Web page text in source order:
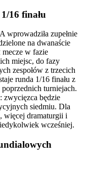
16 finału
wprowadziła zupełnie
na dwanaście
mecze w fazie
miejsc, do fazy
zespołów z trzecich
runda 1/16 finału z
turniejach.
zwycięzca będzie
siedmiu. Dla
więcej dramaturgii i
wcześniej.